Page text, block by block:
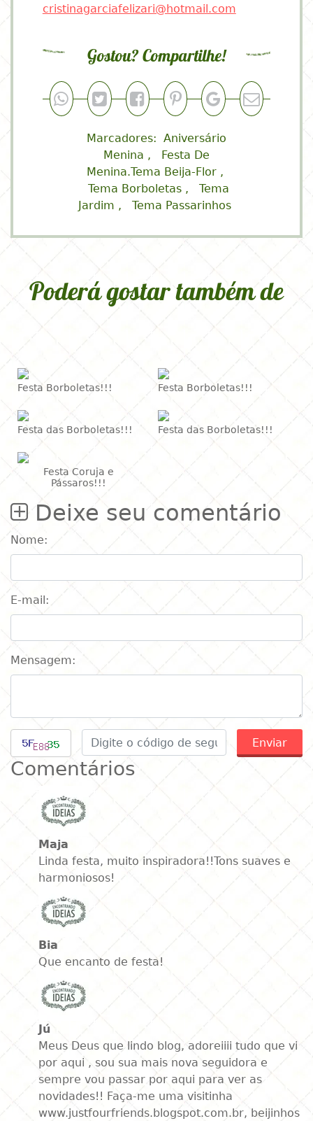
cristinagarciafelizari@hotmail.com
Gostou? Compartilhe!
Marcadores: Aniversário
Menina
Festa De
Menina.Tema Beija-Flor
Tema Borboletas
Tema
Jardim
Tema Passarinhos
Poderá gostar também de
Festa Borboletas!!! Festa Borboletas!!!
Festa das Borboletas!!! Festa das Borboletas!!!
Festa Coruja e
Pássaros!!!
Deixe seu comentário
Nome:
E-mail:
Mensagem:
Enviar
Comentários
Maja
Linda festa, muito inspiradora!!Tons suaves e
harmoniosos!
Bia
Que encanto de festa!
Jú
Meus Deus que lindo blog, adoreiiii tudo que vi
por aqui , sou sua mais nova seguidora e
sempre vou passar por aqui para ver as
novidades!! Faça-me uma visitinha
www.justfourfriends.blogspot.com.br, beijinhos